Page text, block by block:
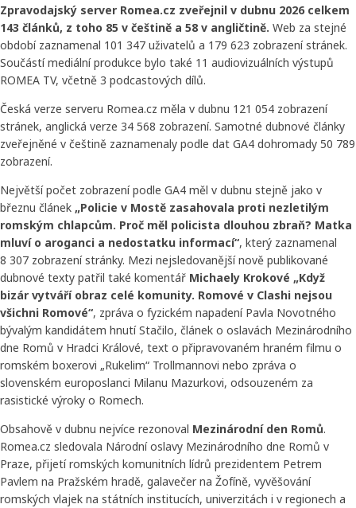
Zpravodajský server Romea.cz zveřejnil v dubnu 2026 celkem
143 článků, z toho 85 v češtině a 58 v angličtině. Web za stejné
období zaznamenal 101 347 uživatelů a 179 623 zobrazení stránek.
Součástí mediální produkce bylo také 11 audiovizuálních výstupů
ROMEA TV, včetně 3 podcastových dílů.
Česká verze serveru Romea.cz měla v dubnu 121 054 zobrazení
stránek, anglická verze 34 568 zobrazení. Samotné dubnové články
zveřejněné v češtině zaznamenaly podle dat GA4 dohromady 50 789
zobrazení.
Největší počet zobrazení podle GA4 měl v dubnu stejně jako v
březnu článek „Policie v Mostě zasahovala proti nezletilým
romským chlapcům. Proč měl policista dlouhou zbraň? Matka
mluví o aroganci a nedostatku informací“, který zaznamenal
8 307 zobrazení stránky. Mezi nejsledovanější nově publikované
dubnové texty patřil také komentář Michaely Krokové „Když
bizár vytváří obraz celé komunity. Romové v Clashi nejsou
všichni Romové“, zpráva o fyzickém napadení Pavla Novotného
bývalým kandidátem hnutí Stačilo, článek o oslavách Mezinárodního
dne Romů v Hradci Králové, text o připravovaném hraném filmu o
romském boxerovi „Rukelim“ Trollmannovi nebo zpráva o
slovenském europoslanci Milanu Mazurkovi, odsouzeném za
rasistické výroky o Romech.
Obsahově v dubnu nejvíce rezonoval Mezinárodní den Romů.
Romea.cz sledovala Národní oslavy Mezinárodního dne Romů v
Praze, přijetí romských komunitních lídrů prezidentem Petrem
Pavlem na Pražském hradě, galavečer na Žofíně, vyvěšování
romských vlajek na státních institucích, univerzitách i v regionech a